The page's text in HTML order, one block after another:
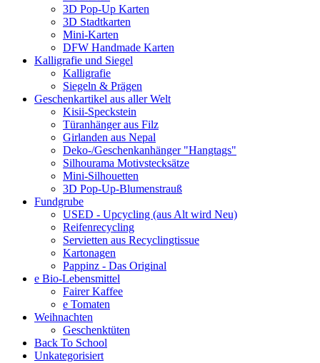
3D Pop-Up Karten
3D Stadtkarten
Mini-Karten
DFW Handmade Karten
Kalligrafie und Siegel
Kalligrafie
Siegeln & Prägen
Geschenkartikel aus aller Welt
Kisii-Speckstein
Türanhänger aus Filz
Girlanden aus Nepal
Deko-/Geschenkanhänger "Hangtags"
Silhourama Motivstecksätze
Mini-Silhouetten
3D Pop-Up-Blumenstrauß
Fundgrube
USED - Upcycling (aus Alt wird Neu)
Reifenrecycling
Servietten aus Recyclingtissue
Kartonagen
Pappinz - Das Original
e Bio-Lebensmittel
Fairer Kaffee
e Tomaten
Weihnachten
Geschenktüten
Back To School
Unkategorisiert